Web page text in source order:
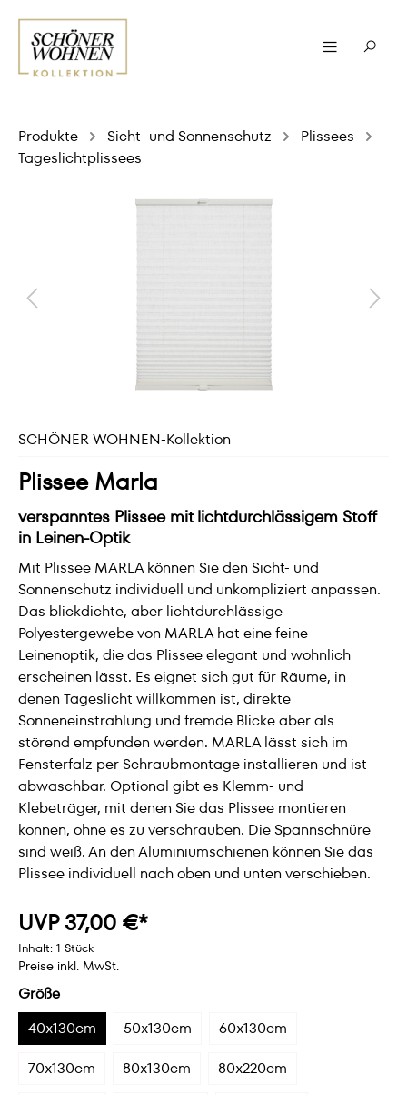
Produkte Sicht- und Sonnenschutz
Plissees
Tageslichtplissees
SCHÖNER WOHNEN-Kollektion
Plissee Marla
verspanntes Plissee mit lichtdurchlässigem Stoff
in Leinen-Optik
Mit Plissee MARLA können Sie den Sicht- und
Sonnenschutz individuell und unkompliziert anpassen.
Das blickdichte, aber lichtdurchlässige
Polyestergewebe von MARLA hat eine feine
Leinenoptik, die das Plissee elegant und wohnlich
erscheinen lässt. Es eignet sich gut für Räume, in
denen Tageslicht willkommen ist, direkte
Sonneneinstrahlung und fremde Blicke aber als
störend empfunden werden. MARLA lässt sich im
Fensterfalz per Schraubmontage installieren und ist
abwaschbar. Optional gibt es Klemm- und
Klebeträger, mit denen Sie das Plissee montieren
können, ohne es zu verschrauben. Die Spannschnüre
sind weiß. An den Aluminiumschienen können Sie das
Plissee individuell nach oben und unten verschieben.
UVP 37,00 €*
Inhalt: 1 Stück
Preise inkl. MwSt.
Größe
40x130cm
50x130cm
60x130cm
70x130cm
80x130cm
80x220cm